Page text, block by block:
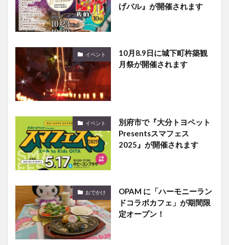
げバル』が開催されます
イベント
10月8.9日に城下町杵築観
月祭が開催されます
イベント
別府市で『大分トヨペット
Presentsスマフェス
2025』が開催されます
おでかけ
OPAM に「ハーモニーラン
ドコラボカフェ」が期間限
定オープン！